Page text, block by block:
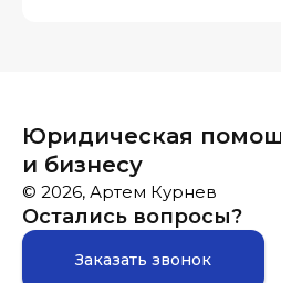
Юридическая
и бизнесу
© 2026, Артем Курнев
Остались вопросы?
Заказать звонок